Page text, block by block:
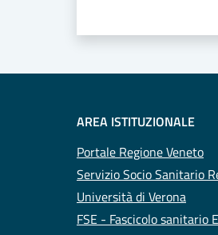
AREA ISTITUZIONALE
Portale Regione Veneto
Servizio Socio Sanitario
Università di Verona
FSE - Fascicolo sanitario